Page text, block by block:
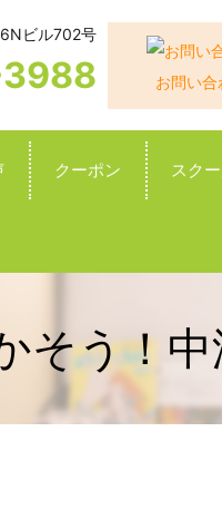
ビル702号
お問い合
クーポン スク
そう！